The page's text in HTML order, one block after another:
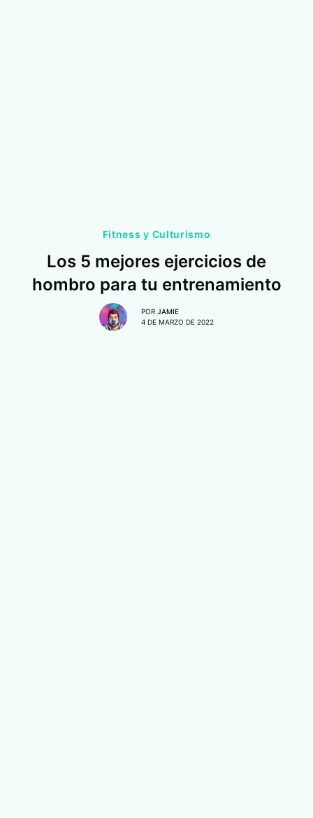
Fitness y Culturismo
Los 5 mejores ejercicios de
hombro para tu entrenamiento
POR JAMIE
4 DE MARZO DE 2022